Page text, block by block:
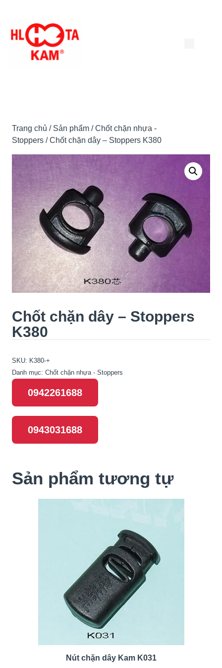
đến
Trang chủ / Sản phẩm /Chốt chặn nhựa -
Stoppers / Chốt chặn dây – Stoppers K380
Chốt chặn dây – Stoppers
K380
SKU: K380-+
Danh mục: Chốt chặn nhựa - Stoppers
0942261688
0943031688
Sản phẩm tương tự
Nút chặn dây Kam K031